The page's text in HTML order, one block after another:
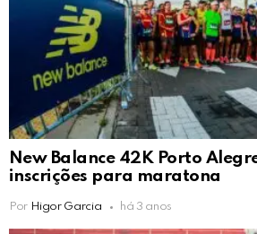
New Balance 42K Porto
inscrições para maratona
Por Higor Garcia há 3 anos